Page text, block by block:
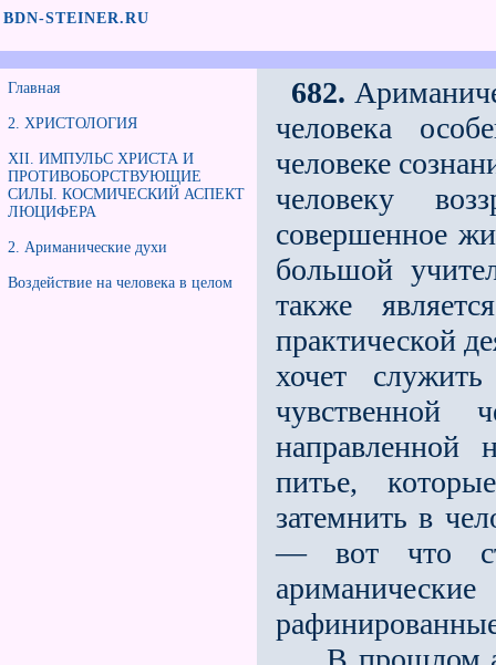
BDN-STEINER.RU
Главная
2. ХРИСТОЛОГИЯ
XII. ИМПУЛЬС ХРИСТА И
ПРОТИВОБОРСТВУЮЩИЕ
СИЛЫ. КОСМИЧЕСКИЙ АСПЕКТ
ЛЮЦИФЕРА
2. Ариманические духи
Воздействие на человека в целом
682.
человека
человеке
человеку
совершенное
большой
также
практической
хочет
чувственной
направленной
питье,
затемнить в
— вот что